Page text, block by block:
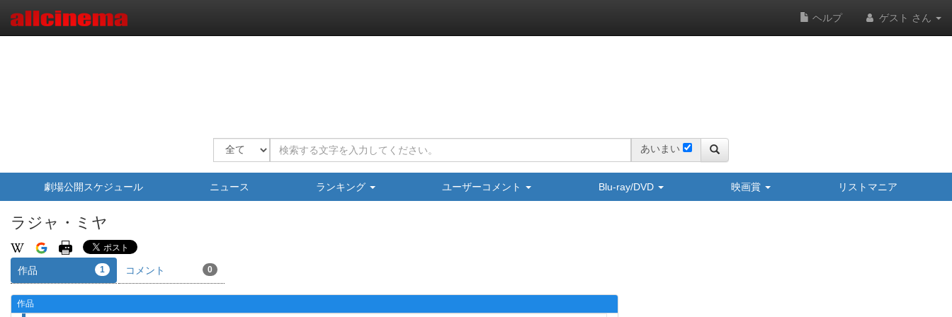
ヘルプ ゲスト さん
あいまい
劇場公開スケジュール ニュース ランキング ユーザーコメント Blu-ray/DVD 映画賞 リストマニア
ラジャ・ミヤ
作品 1 コメント 0
作品